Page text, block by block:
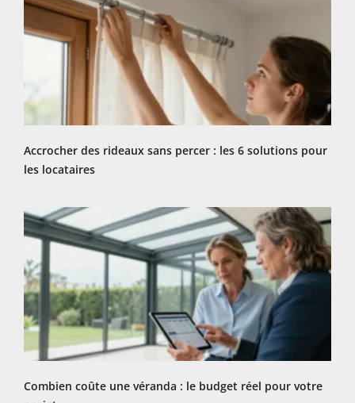
Accrocher des rideaux sans percer : les 6 solutions pour
les locataires
Combien coûte une véranda : le budget réel pour votre